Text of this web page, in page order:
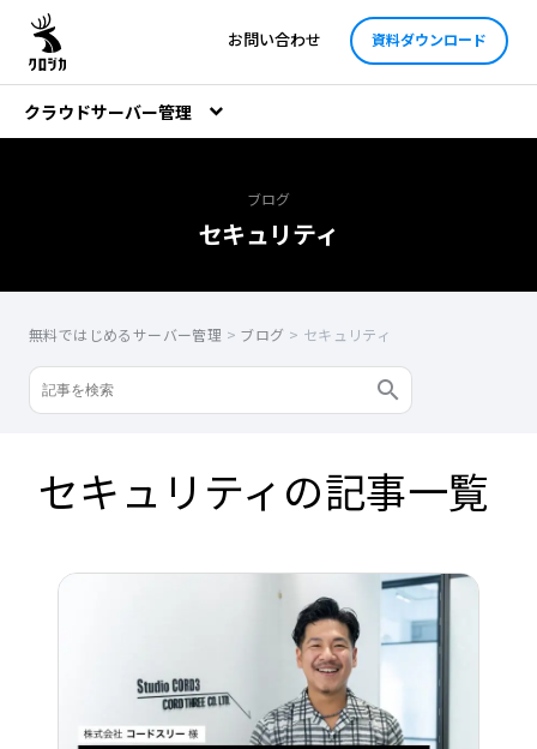
お問い合わせ 資料ダウンロード
クラウドサーバー管理
ブログ
セキュリティ
無料ではじめるサーバー管理 > ブログ > セキュリティ
セキュリティの記事一覧